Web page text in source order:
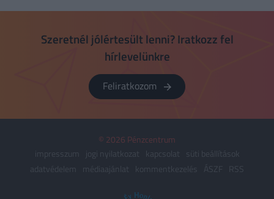
Szeretnél jólértesült lenni? Iratkozz fel
hírlevelünkre
Feliratkozom
© 2026 Pénzcentrum
impresszum
jogi nyilatkozat kapcsolat
süti beállítások
adatvédelem
médiaajánlat kommentkezelés ÁSZF RSS